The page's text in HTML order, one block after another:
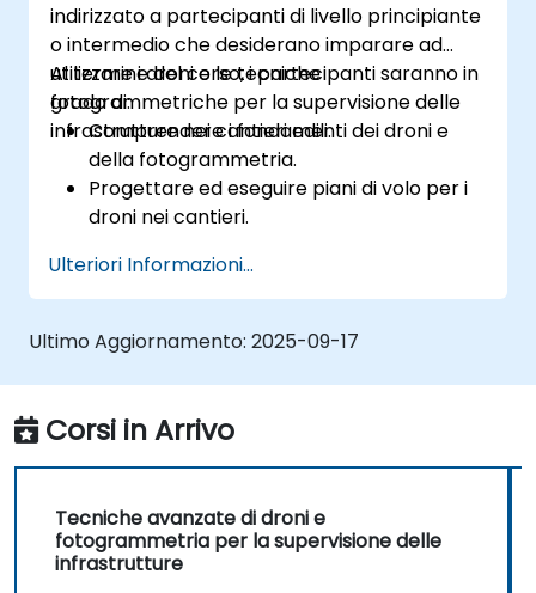
indirizzato a partecipanti di livello principiante
o intermedio che desiderano imparare ad
utilizzare i droni e le tecniche
fotogrammetriche per la supervisione delle
infrastrutture nei cantieri edili.
Al termine del corso, i partecipanti saranno in
grado di:
Comprendere i fondamenti dei droni e
della fotogrammetria.
Progettare ed eseguire piani di volo per i
droni nei cantieri.
fotogrammetrico e creare mappe
dettagliate nonché modelli 3D.
Sfruttare i dati fotogrammetrici per la
supervisione delle infrastrutture e il
rilevamento di eventuali anomalie.
Applicare la tecnologia dei droni per
migliorare la sicurezza e l’efficienza nei
cantieri edili.
Ulteriori Informazioni...
Ultimo Aggiornamento: 2025-09-17
Corsi in Arrivo
Tecniche avanzate di droni e
fotogrammetria per la supervisione delle
infrastrutture